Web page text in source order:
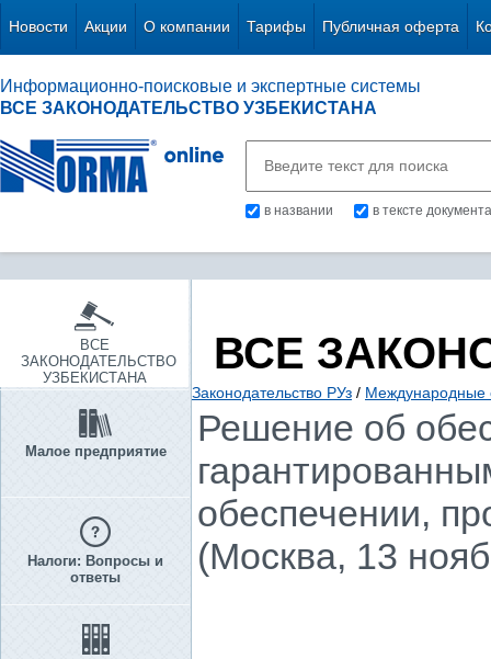
Новости Акции О компании Тарифы Публичная оферта
Информационно-поисковые и экспертные системы
ВСЕ ЗАКОНОДАТЕЛЬСТВО УЗБЕКИСТАНА
в названии в тексте документа
ВСЕ
ЗАКОНОДАТЕЛЬСТВО
УЗБЕКИСТАНА
Малое предприятие
Налоги: Вопросы и
ответы
ВСЕ
Законодательство РУз / Международные
Решение об
обеспечении,
(Москва, 13